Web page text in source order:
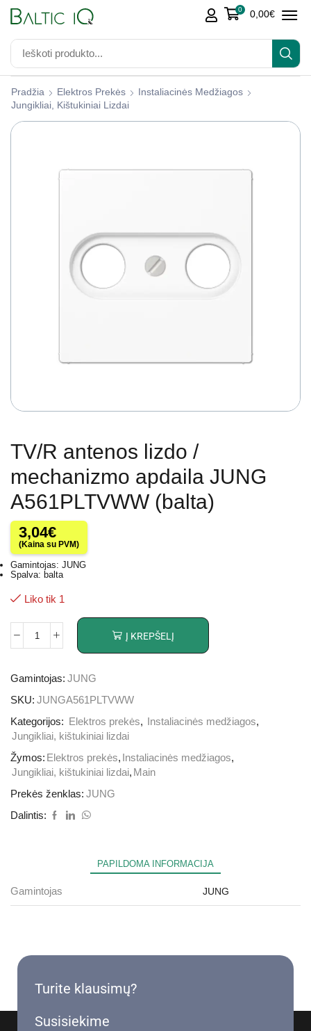
0 0,00€
Pradžia Elektros Prekės
Instaliacinės Medžiagos
Jungikliai, Kištukiniai Lizdai
TV/R antenos lizdo /
mechanizmo apdaila JUNG
A561PLTVWW (balta)
3,04€
(Kaina su PVM)
Gamintojas: JUNG
Spalva: balta
Liko tik 1
Į KREPŠELĮ
Gamintojas: JUNG
SKU: JUNGA561PLTVWW
Kategorijos:
Elektros prekės, Instaliacinės medžiagos,
Jungikliai, kištukiniai lizdai
Žymos: Elektros prekės, Instaliacinės medžiagos,
Jungikliai, kištukiniai lizdai, Main
Prekės ženklas: JUNG
Dalintis:
PAPILDOMA INFORMACIJA
Gamintojas JUNG
Turite klausimų?
Susisiekime